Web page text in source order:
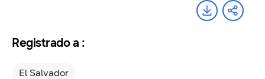
Registrado a :
El Salvador